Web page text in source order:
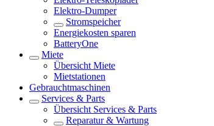
Elektro-Dumper
Stromspeicher
Energiekosten sparen
BatteryOne
Miete
Übersicht Miete
Mietstationen
Gebrauchtmaschinen
Services & Parts
Übersicht Services & Parts
Reparatur & Wartung